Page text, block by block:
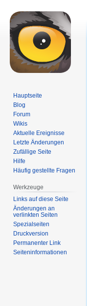
Hauptseite
Blog
Forum
Wikis
Aktuelle Ereignisse
Letzte Änderungen
Zufällige Seite
Hilfe
Häufig gestellte Fragen
Werkzeuge
Links auf diese Seite
Änderungen an
verlinkten Seiten
Spezialseiten
Druckversion
Permanenter Link
Seiten­informationen